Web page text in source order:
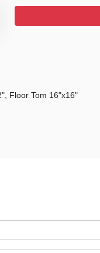
Floor Tom 16"x16"